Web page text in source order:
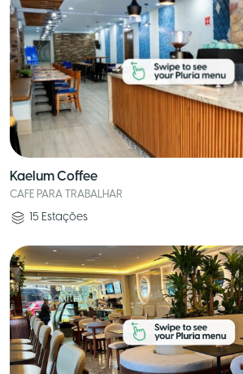
Kaelum Coffee
CAFE PARA TRABALHAR
15 Estações